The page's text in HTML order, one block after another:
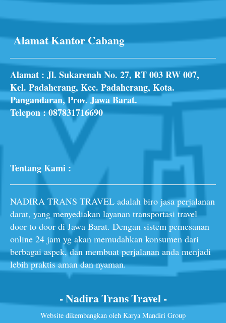
Alamat Kantor Cabang
Alamat : Jl. Sukarenah No. 27, RT 003 RW 007,
Kel. Padaherang, Kec. Padaherang, Kota.
Pangandaran, Prov. Jawa Barat.
Telepon :087831716690
Tentang Kami :
NADIRA TRANS TRAVEL adalah biro jasa perjalanan
darat, yang menyediakan layanan transportasi travel
door to door di Jawa Barat. Dengan sistem pemesanan
online 24 jam yg akan memudahkan konsumen dari
berbagai aspek, dan membuat perjalanan anda menjadi
lebih praktis aman dan nyaman.
- Nadira Trans Travel -
Website dikembangkan oleh Karya Mandiri Group